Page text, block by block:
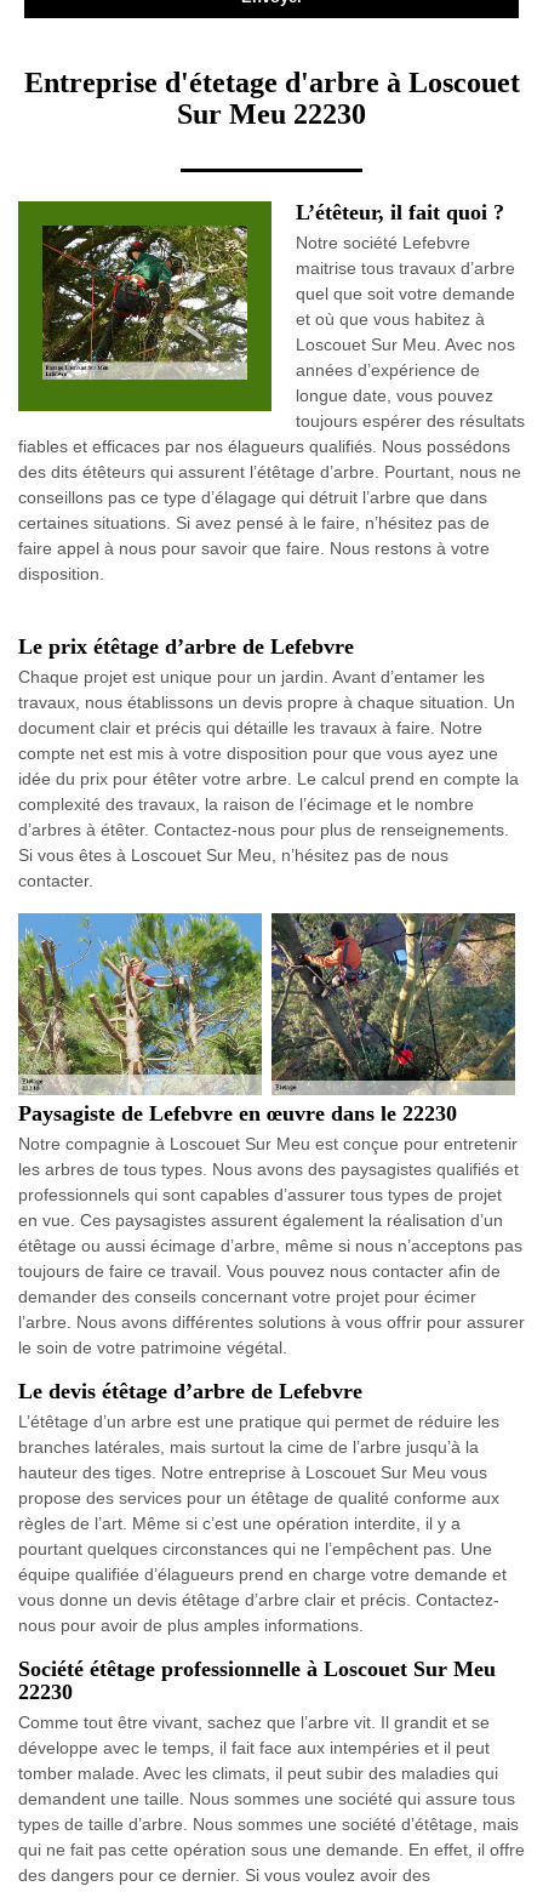
Entreprise d'étetage d'arbre à Loscouet
Sur Meu 22230
L’étêteur, il fait quoi ?
Notre société Lefebvre
maitrise tous travaux d’arbre
quel que soit votre demande
et où que vous habitez à
Loscouet Sur Meu. Avec nos
années d’expérience de
longue date, vous pouvez
toujours espérer des résultats
fiables et efficaces par nos élagueurs qualifiés. Nous possédons
des dits étêteurs qui assurent l’étêtage d’arbre. Pourtant, nous ne
conseillons pas ce type d’élagage qui détruit l’arbre que dans
certaines situations. Si avez pensé à le faire, n’hésitez pas de
faire appel à nous pour savoir que faire. Nous restons à votre
disposition.
Le prix étêtage d’arbre de Lefebvre
Chaque projet est unique pour un jardin. Avant d’entamer les
travaux, nous établissons un devis propre à chaque situation. Un
document clair et précis qui détaille les travaux à faire. Notre
compte net est mis à votre disposition pour que vous ayez une
idée du prix pour étêter votre arbre. Le calcul prend en compte la
complexité des travaux, la raison de l’écimage et le nombre
d’arbres à étêter. Contactez-nous pour plus de renseignements.
Si vous êtes à Loscouet Sur Meu, n’hésitez pas de nous
contacter.
Paysagiste de Lefebvre en œuvre dans le 22230
Notre compagnie à Loscouet Sur Meu est conçue pour entretenir
les arbres de tous types. Nous avons des paysagistes qualifiés et
professionnels qui sont capables d’assurer tous types de projet
en vue. Ces paysagistes assurent également la réalisation d’un
étêtage ou aussi écimage d’arbre, même si nous n’acceptons pas
toujours de faire ce travail. Vous pouvez nous contacter afin de
demander des conseils concernant votre projet pour écimer
l’arbre. Nous avons différentes solutions à vous offrir pour assurer
le soin de votre patrimoine végétal.
Le devis étêtage d’arbre de Lefebvre
L’étêtage d’un arbre est une pratique qui permet de réduire les
branches latérales, mais surtout la cime de l’arbre jusqu’à la
hauteur des tiges. Notre entreprise à Loscouet Sur Meu vous
propose des services pour un étêtage de qualité conforme aux
règles de l’art. Même si c’est une opération interdite, il y a
pourtant quelques circonstances qui ne l’empêchent pas. Une
équipe qualifiée d’élagueurs prend en charge votre demande et
vous donne un devis étêtage d’arbre clair et précis. Contactez-
nous pour avoir de plus amples informations.
Société étêtage professionnelle à Loscouet Sur Meu
22230
Comme tout être vivant, sachez que l’arbre vit. Il grandit et se
développe avec le temps, il fait face aux intempéries et il peut
tomber malade. Avec les climats, il peut subir des maladies qui
demandent une taille. Nous sommes une société qui assure tous
types de taille d’arbre. Nous sommes une société d’étêtage, mais
qui ne fait pas cette opération sous une demande. En effet, il offre
des dangers pour ce dernier. Si vous voulez avoir des